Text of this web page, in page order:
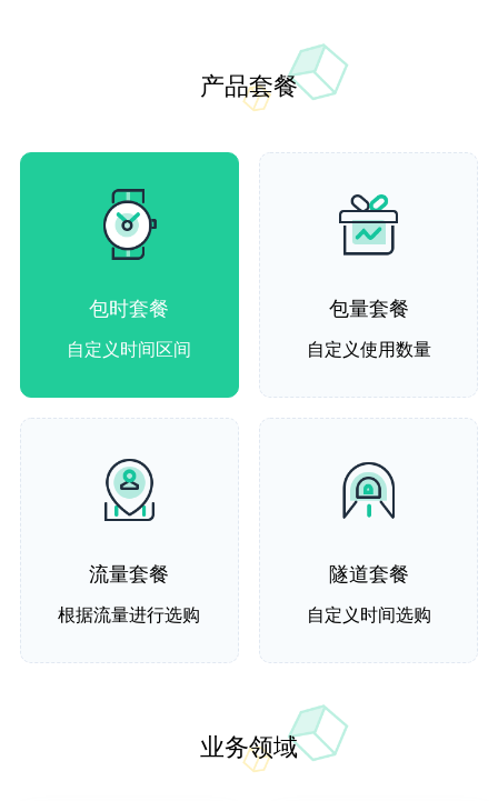
产品套餐
包时套餐
自定义时间区间
包量套餐
自定义使用数量
流量套餐
根据流量进行选购
隧道套餐
自定义时间选购
业务领域